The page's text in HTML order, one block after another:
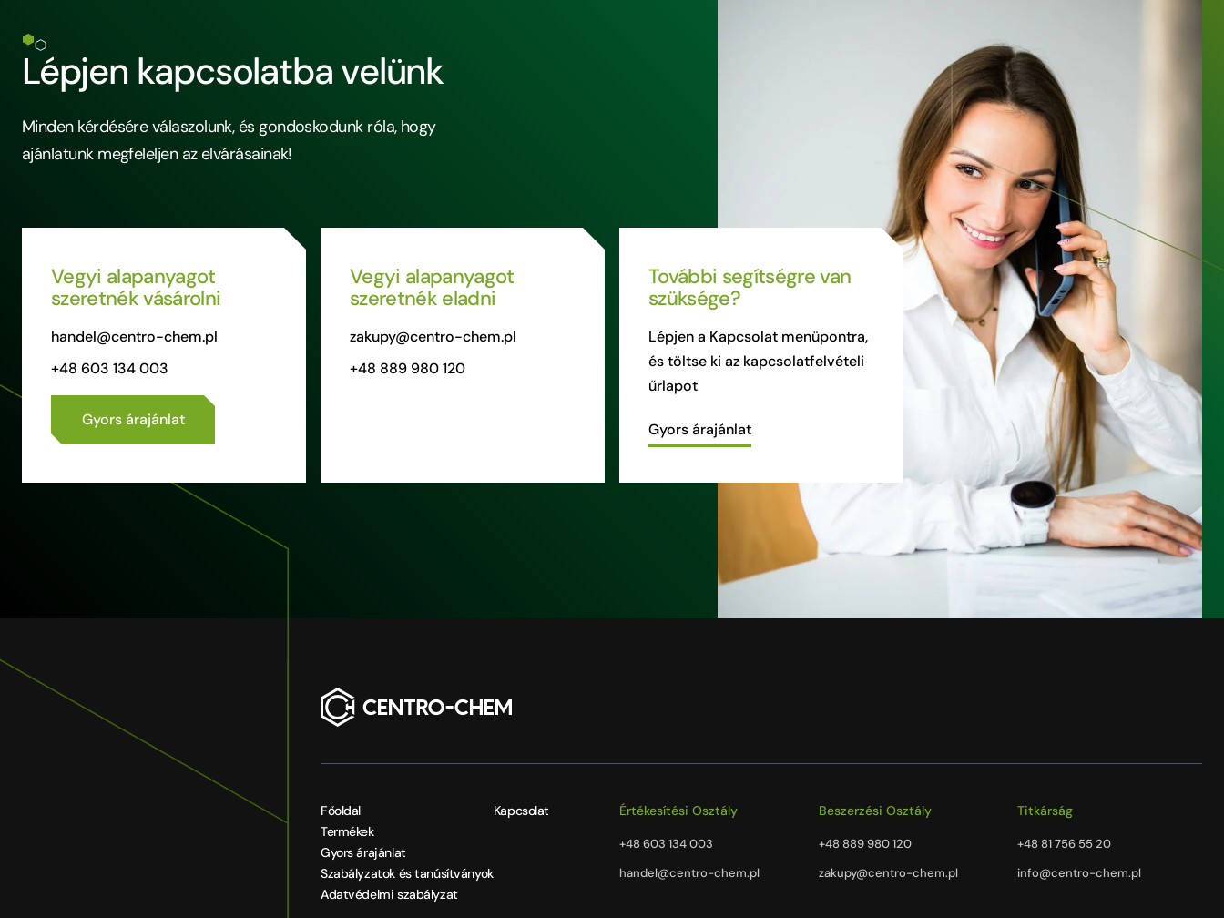
Lépjen kapcsolatba velünk
Minden kérdésére válaszolunk, és gondoskodunk róla, hogy
ajánlatunk megfeleljen az elvárásainak!
Vegyi alapanyagot
szeretnék vásárolni
handel@centro-chem.pl
+48 603 134 003
Gyors árajánlat
Vegyi alapanyagot
szeretnék eladni
zakupy@centro-chem.pl
+48 889 980 120
További segítségre van
szüksége?
Lépjen a Kapcsolat menüpontra,
és töltse ki az kapcsolatfelvételi
űrlapot
Gyors árajánlat
Főoldal
Termékek
Gyors árajánlat
Szabályzatok és tanúsítványok
Adatvédelmi szabályzat
Kapcsolat Értékesítési Osztály
+48 603 134 003
handel@centro-chem.pl
Beszerzési Osztály
+48 889 980 120
zakupy@centro-chem.pl
Titkárság
+48 81 756 55 20
info@centro-chem.pl